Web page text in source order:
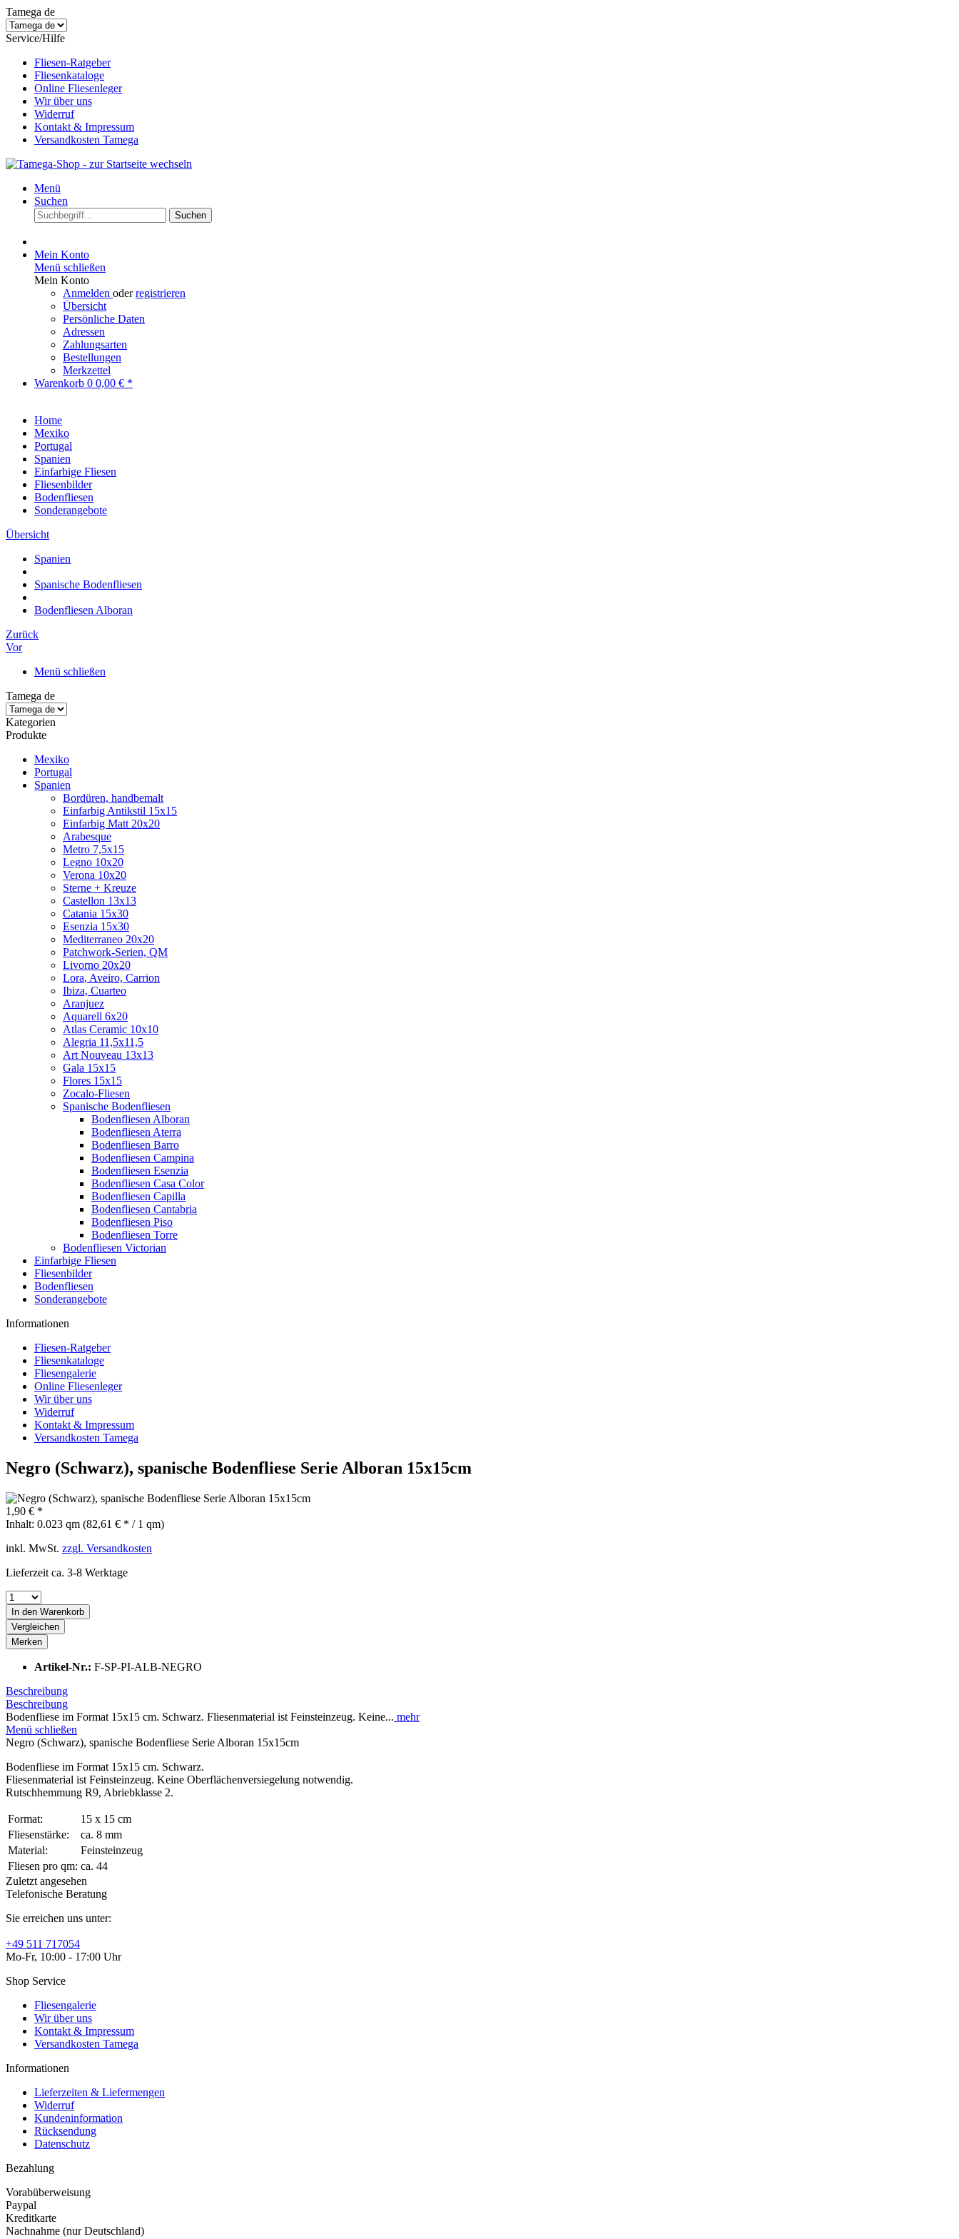
Tamega de
Service/Hilfe
Fliesen-Ratgeber
Fliesenkataloge
Online Fliesenleger
Wir über uns
Widerruf
Kontakt & Impressum
Versandkosten Tamega
Menü
Suchen
Suchen
Mein Konto
Menü schließen
Mein Konto
Anmelden oderregistrieren
Übersicht
Persönliche Daten
Adressen
Zahlungsarten
Bestellungen
Merkzettel
Warenkorb 0 0,00 € *
Home
Mexiko
Portugal
Spanien
Einfarbige Fliesen
Fliesenbilder
Bodenfliesen
Sonderangebote
Übersicht
Spanien
Spanische Bodenfliesen
Bodenfliesen Alboran
Zurück
Vor
Menü schließen
Tamega de
Kategorien
Produkte
Mexiko
Portugal
Spanien
Bordüren, handbemalt
Einfarbig Antikstil 15x15
Einfarbig Matt 20x20
Arabesque
Metro 7,5x15
Legno 10x20
Verona 10x20
Sterne + Kreuze
Castellon 13x13
Catania 15x30
Esenzia 15x30
Mediterraneo 20x20
Patchwork-Serien, QM
Livorno 20x20
Lora, Aveiro, Carrion
Ibiza, Cuarteo
Aranjuez
Aquarell 6x20
Atlas Ceramic 10x10
Alegria 11,5x11,5
Art Nouveau 13x13
Gala 15x15
Flores 15x15
Zocalo-Fliesen
Spanische Bodenfliesen
Bodenfliesen Alboran
Bodenfliesen Aterra
Bodenfliesen Barro
Bodenfliesen Campina
Bodenfliesen Esenzia
Bodenfliesen Casa Color
Bodenfliesen Capilla
Bodenfliesen Cantabria
Bodenfliesen Piso
Bodenfliesen Torre
Bodenfliesen Victorian
Einfarbige Fliesen
Fliesenbilder
Bodenfliesen
Sonderangebote
Informationen
Fliesen-Ratgeber
Fliesenkataloge
Fliesengalerie
Online Fliesenleger
Wir über uns
Widerruf
Kontakt & Impressum
Versandkosten Tamega
Negro (Schwarz), spanische Bodenfliese Serie Alboran 15x15cm
1,90 € *
Inhalt: 0.023 qm (82,61 € * / 1 qm)
inkl. MwSt. zzgl. Versandkosten
Lieferzeit ca. 3-8 Werktage
In den Warenkorb
Vergleichen
Merken
Artikel-Nr.: F-SP-PI-ALB-NEGRO
Beschreibung
Beschreibung
Bodenfliese im Format 15x15 cm. Schwarz. Fliesenmaterial ist Feinsteinzeug. Keine... mehr
Menü schließen
Negro (Schwarz), spanische Bodenfliese Serie Alboran 15x15cm
Bodenfliese im Format 15x15 cm. Schwarz.
Fliesenmaterial ist Feinsteinzeug. Keine Oberflächenversiegelung notwendig.
Rutschhemmung R9, Abriebklasse 2.
Format:
15 x 15 cm
Fliesenstärke:
ca. 8 mm
Material:
Feinsteinzeug
Fliesen pro qm: ca. 44
Zuletzt angesehen
Telefonische Beratung
Sie erreichen uns unter:
+49 511 717054
Mo-Fr, 10:00 - 17:00 Uhr
Shop Service
Fliesengalerie
Wir über uns
Kontakt & Impressum
Versandkosten Tamega
Informationen
Lieferzeiten & Liefermengen
Widerruf
Kundeninformation
Rücksendung
Datenschutz
Bezahlung
Vorabüberweisung
Paypal
Kreditkarte
Nachnahme (nur Deutschland)